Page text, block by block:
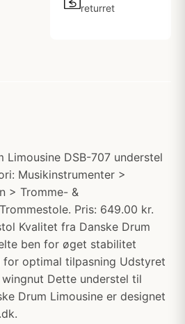
returret
Limousine DSB-707 understel
Musikinstrumenter >
> Tromme- &
Pris: 649.00 kr.
Kvalitet fra Danske Drum
ben for øget stabilitet
for optimal tilpasning Udstyret
Dette understel til
Drum Limousine er designet